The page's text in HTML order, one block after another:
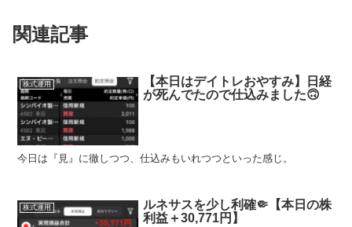
関連記事
株式運用
【本日はデイトレおやすみ】日経
が死んでたので仕込みました🙃
今日は『見』に徹しつつ、仕込みもいれつつといった感じ。
株式運用
ルネサスを少し利確🤏【本日の株
利益＋30,771円】